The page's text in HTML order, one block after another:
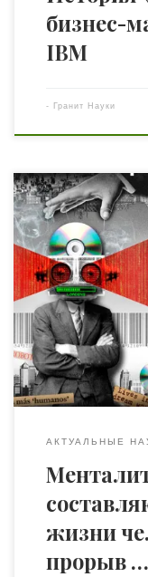
бизнес-
IBM
- Гранит Науки
Академик
островам
которого станет
составляющая».
категория, а
выступает
разрешении
сути […]
АКТУАЛЬНЫЕ
жизни
прорыв …